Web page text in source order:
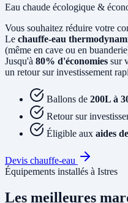
Eau chaude écologique &
Vous souhaitez réduire votre
Le chauffe-eau
(même en cave ou en
Jusqu'à 80% d'économies sur
un retour sur investissement
Ballons de 200L à
Retour sur
Éligible aux aides
Devis chauffe-eau
Équipements installés à Istres
Les meilleures